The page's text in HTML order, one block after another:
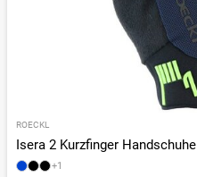
ROECKL
Isera 2 Kurzfinger Handschuhe
+1